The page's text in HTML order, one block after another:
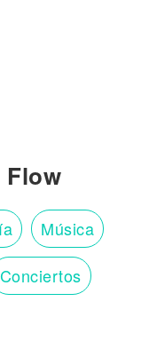
Flow
Música
Conciertos